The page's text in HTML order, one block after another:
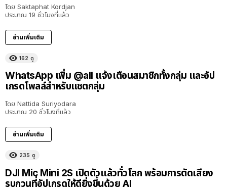
โดย Saktaphat Kordjan
ประมาณ 19 ชั่วโมงที่แล้ว
อ่านเพิ่มเติม
162 ดู
WhatsApp เพิ่ม @all แจ้งเตือนสมาชิกทั้งกลุ่ม และอัป
เกรดโพลล์สำหรับแชตกลุ่ม
โดย Nattida Suriyodara
ประมาณ 20 ชั่วโมงที่แล้ว
อ่านเพิ่มเติม
235 ดู
DJI Mic Mini 2S เปิดตัวแล้วทั่วโลก พร้อมการตัดเสียง
รบกวนที่อัปเกรดให้ดียิ่งขึ้นด้วย AI